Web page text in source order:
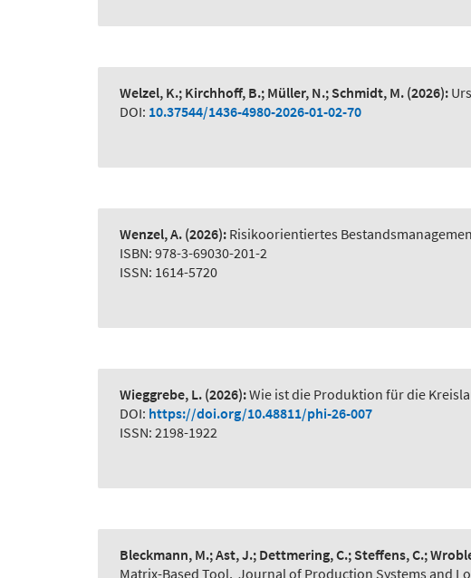
Welzel, K.; Kirchhoff, B.; Müller, N.; Schmidt, M. (2026):
DOI: 10.37544/1436-4980-2026-01-02-70
Wenzel, A. (2026): Risikoorientiertes
ISBN: 978-3-69030-201-2
ISSN: 1614-5720
Wieggrebe, L. (2026):Wie ist die Produktion für die
DOI: https://doi.org/10.48811/phi-26-007
ISSN: 2198-1922
Bleckmann, M.; Ast, J.; Dettmering, C.; Steffens, C.;
Matrix-Based Tool, Journal of Production Systems and